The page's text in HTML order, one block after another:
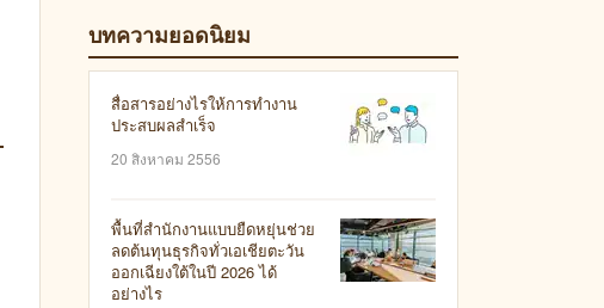
บทความยอดนิยม
สื่อสารอย่างไรให้การทำงาน
ประสบผลสำเร็จ
20 สิงหาคม 2556
พื้นที่สำนักงานแบบยืดหยุ่นช่วย
ลดต้นทุนธุรกิจทั่วเอเชียตะวัน
ออกเฉียงใต้ในปี 2026 ได้
อย่างไร